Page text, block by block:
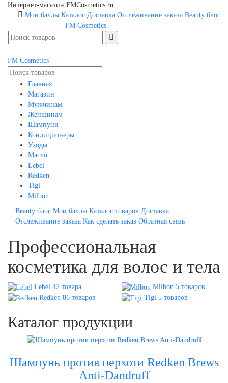
Интернет-магазин FMCosmetics.ru
Мои баллы Каталог Доставка Отслеживание заказа Beauty блог
FMCosmetics
FM Cosmetics
Главная
Магазин
Мужчинам
Женщинам
Шампуни
Кондиционеры
Уходы
Масло
Lebel
Redken
Tigi
Milbon
Beauty блог Мои баллы Каталог товаров Доставка
Отслеживание заказа Как сделать заказ Обратная связь
Профессиональная
косметика для волос и тела
Lebel 42 товара
Milbon 5 товаров
Redken 86 товаров
Tigi 5 товаров
Каталог продукции
Шампунь против перхоти Redken Brews
Anti-Dandruff